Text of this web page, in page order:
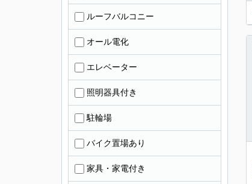
ルーフバルコニー
オール電化
エレベーター
照明器具付き
駐輪場
バイク置場あり
家具・家電付き